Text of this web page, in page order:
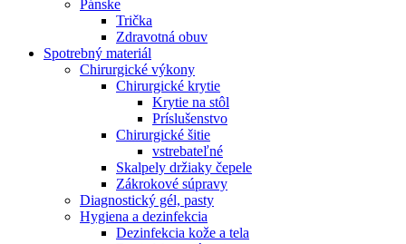
Pánske
Trička
Zdravotná obuv
Spotrebný materiál
Chirurgické výkony
Chirurgické krytie
Krytie na stôl
Príslušenstvo
Chirurgické šitie
vstrebateľné
Skalpely držiaky čepele
Zákrokové súpravy
Diagnostický gél, pasty
Hygiena a dezinfekcia
Dezinfekcia kože a tela